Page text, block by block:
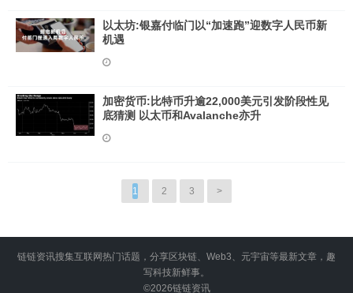
以太坊:银嘉付临门以“加速跑”迎数字人民币新
机遇
加密货币:比特币升逾22,000美元引发阶段性见
底猜测 以太币和Avalanche亦升
1 2 3 >
链链资讯搜集互联网热门话题，分享区块链、Web3、元宇宙等最新文章，趣
写科技新鲜事。
©2026链链资讯